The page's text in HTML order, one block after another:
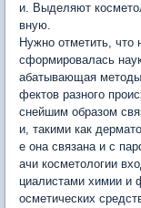
и. Выделяют
вную.
Нужно отметить, что
сформировалась
абатывающая методы
фектов разного
снейшим образом
и, такими как
е она связана и с
ачи косметологии
циалистами химии и
осметических